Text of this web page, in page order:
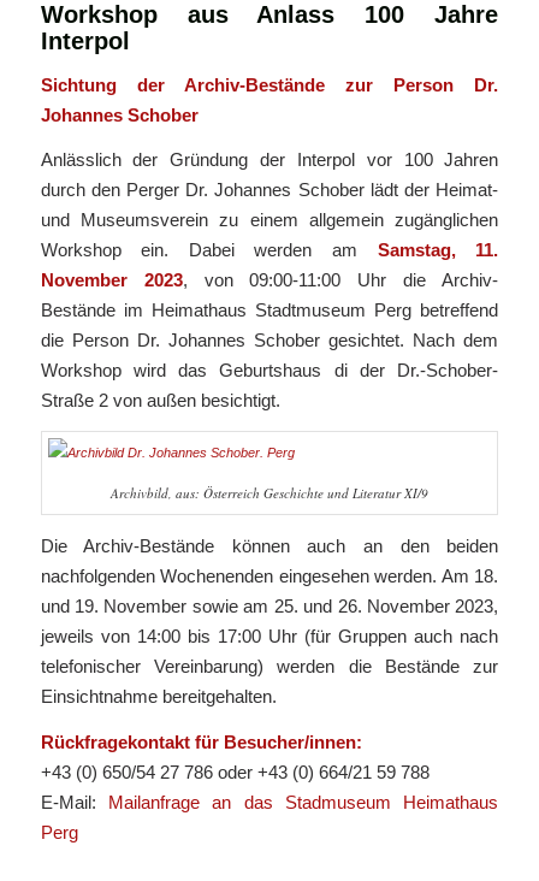
Workshop aus Anlass 100 Jahre
Interpol
Sichtung der Archiv-Bestände zur Person Dr.
Johannes Schober
Anlässlich der Gründung der Interpol vor 100 Jahren
durch den Perger Dr. Johannes Schober lädt der Heimat-
und Museumsverein zu einem allgemein zugänglichen
Workshop ein. Dabei werden am Samstag, 11.
November 2023, von 09:00-11:00 Uhr die Archiv-
Bestände im Heimathaus Stadtmuseum Perg betreffend
die Person Dr. Johannes Schober gesichtet. Nach dem
Workshop wird das Geburtshaus di der Dr.-Schober-
Straße 2 von außen besichtigt.
Archivbild, aus: Österreich Geschichte und Literatur XI/9
Die Archiv-Bestände können auch an den beiden
nachfolgenden Wochenenden eingesehen werden. Am 18.
und 19. November sowie am 25. und 26. November 2023,
jeweils von 14:00 bis 17:00 Uhr (für Gruppen auch nach
telefonischer Vereinbarung) werden die Bestände zur
Einsichtnahme bereitgehalten.
Rückfragekontakt für Besucher/innen:
+43 (0) 650/54 27 786 oder +43 (0) 664/21 59 788
E-Mail: Mailanfrage an das Stadmuseum Heimathaus
Perg